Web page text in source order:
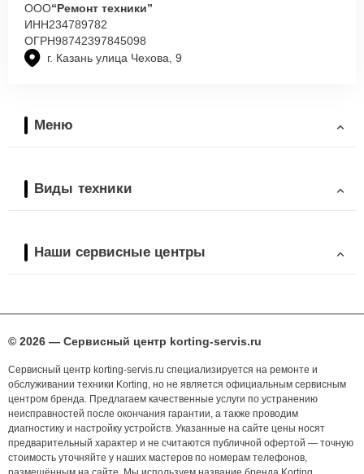
г. Казань улица Чехова, 9
ООО“Ремонт техники”
ИНН234789782
ОГРН98742397845098
Меню
Виды техники
Наши сервисные центры
© 2026 — Сервисный центр korting-servis.ru
Сервисный центр korting-servis.ru специализируется на ремонте и
обслуживании техники Korting, но не является официальным сервисным
центром бренда. Предлагаем качественные услуги по устранению
неисправностей после окончания гарантии, а также проводим
диагностику и настройку устройств. Указанные на сайте цены носят
предварительный характер и не считаются публичной офертой — точную
стоимость уточняйте у наших мастеров по номерам телефонов,